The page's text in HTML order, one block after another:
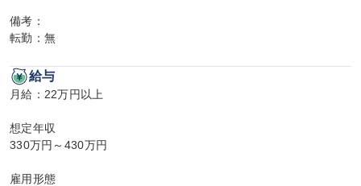
備考：
転勤：無
給与
月給：22万円以上
想定年収
330万円～430万円
雇用形態